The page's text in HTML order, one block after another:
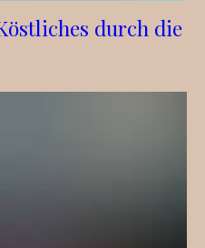
durch die